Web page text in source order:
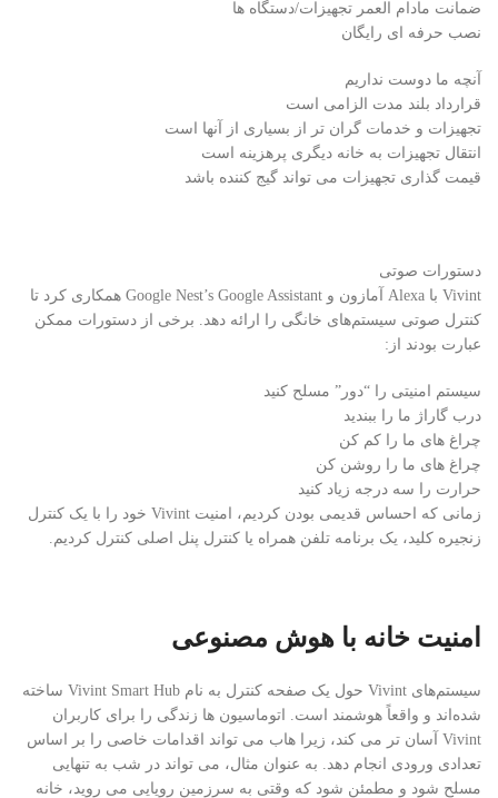
ضمانت مادام العمر تجهیزات/دستگاه ها
نصب حرفه ای رایگان
آنچه ما دوست نداریم
قرارداد بلند مدت الزامی است
تجهیزات و خدمات گران تر از بسیاری از آنها است
انتقال تجهیزات به خانه دیگری پرهزینه است
قیمت گذاری تجهیزات می تواند گیج کننده باشد
دستورات صوتی
Vivint با Alexa آمازون و Google Nest’s Google Assistant همکاری کرد تا
کنترل صوتی سیستم‌های خانگی را ارائه دهد. برخی از دستورات ممکن
عبارت بودند از:
سیستم امنیتی را “دور” مسلح کنید
درب گاراژ ما را ببندید
چراغ های ما را کم کن
چراغ های ما را روشن کن
حرارت را سه درجه زیاد کنید
زمانی که احساس قدیمی بودن کردیم، امنیت Vivint خود را با یک کنترل
زنجیره کلید، یک برنامه تلفن همراه یا کنترل پنل اصلی کنترل کردیم.
امنیت خانه با هوش مصنوعی
سیستم‌های Vivint حول یک صفحه کنترل به نام Vivint Smart Hub ساخته
شده‌اند و واقعاً هوشمند است. اتوماسیون ها زندگی را برای کاربران
Vivint آسان تر می کند، زیرا هاب می تواند اقدامات خاصی را بر اساس
تعدادی ورودی انجام دهد. به عنوان مثال، می تواند در شب به تنهایی
مسلح شود و مطمئن شود که وقتی به سرزمین رویایی می روید، خانه